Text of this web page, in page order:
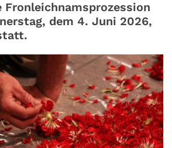
Fronleichnamsprozession
dem 4. Juni 2026,